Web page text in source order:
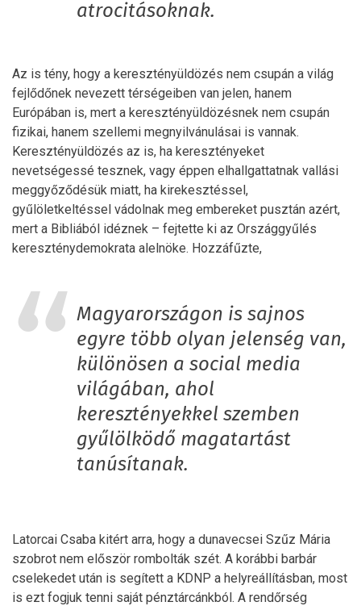
atrocitásoknak.
Az is tény, hogy a keresztényüldözés nem csupán a világ
fejlődőnek nevezett térségeiben van jelen, hanem
Európában is, mert a keresztényüldözésnek nem csupán
fizikai, hanem szellemi megnyilvánulásai is vannak.
Keresztényüldözés az is, ha keresztényeket
nevetségessé tesznek, vagy éppen elhallgattatnak vallási
meggyőződésük miatt, ha kirekesztéssel,
gyűlöletkeltéssel vádolnak meg embereket pusztán azért,
mert a Bibliából idéznek – fejtette ki az Országgyűlés
kereszténydemokrata alelnöke. Hozzáfűzte,
Magyarországon is sajnos
egyre több olyan jelenség van,
különösen a social media
világában, ahol
keresztényekkel szemben
gyűlölködő magatartást
tanúsítanak.
Latorcai Csaba kitért arra, hogy a dunavecsei Szűz Mária
szobrot nem először rombolták szét. A korábbi barbár
cselekedet után is segített a KDNP a helyreállításban, most
is ezt fogjuk tenni saját pénztárcánkból. A rendőrség